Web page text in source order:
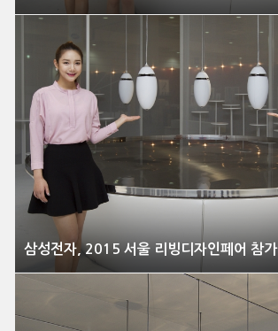
삼성전자, 2015 서울 리빙디자인페어 참가